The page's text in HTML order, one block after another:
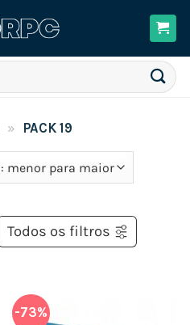
» PACK 19
Todos os filtros
-73%